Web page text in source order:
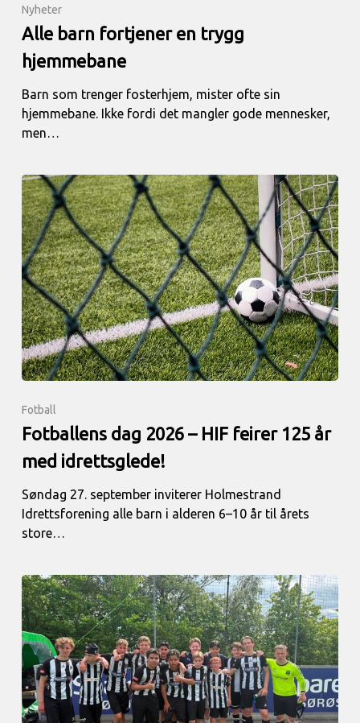
Nyheter
Alle barn fortjener en trygg
hjemmebane
Barn som trenger fosterhjem, mister ofte sin
hjemmebane. Ikke fordi det mangler gode mennesker,
men…
Fotball
Fotballens dag 2026 – HIF feirer 125 år
med idrettsglede!
Søndag 27. september inviterer Holmestrand
Idrettsforening alle barn i alderen 6–10 år til årets
store…